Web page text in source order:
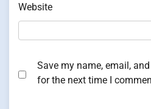
Website
Save my name, email,
for the next time I